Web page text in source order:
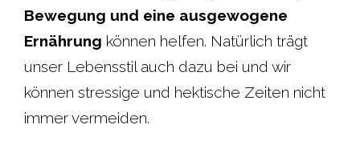
Bewegung und eine ausgewogene
Ernährung können helfen. Natürlich trägt
unser Lebensstil auch dazu bei und wir
können stressige und hektische Zeiten nicht
immer vermeiden.